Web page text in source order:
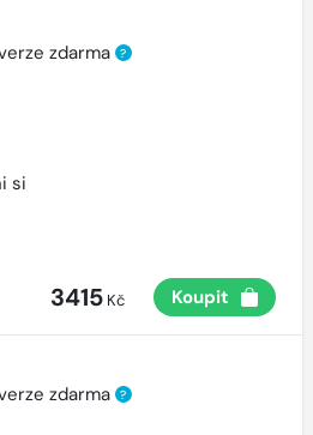
zdarma ?
si
3415Kč Koupit
zdarma ?